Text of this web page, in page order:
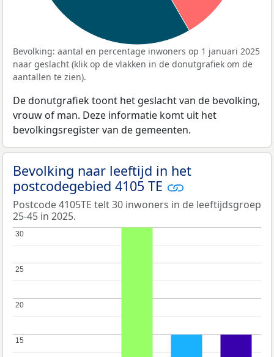
Bevolking: aantal en percentage inwoners op 1 januari 2025
naar geslacht (klik op de vlakken in de donutgrafiek om de
aantallen te zien).
De donutgrafiek toont het geslacht van de bevolking,
vrouw of man. Deze informatie komt uit het
bevolkingsregister van de gemeenten.
Bevolking naar leeftijd in het
postcodegebied 4105 TE
Postcode 4105TE telt 30 inwoners in de leeftijdsgroep
25-45 in 2025.
15
15
20
20
25
25
30
30